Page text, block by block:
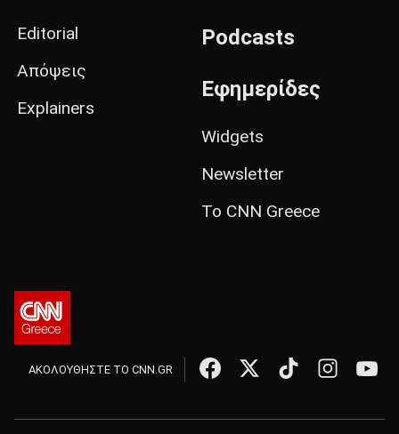
Editorial
Απόψεις
Explainers
Podcasts
Εφημερίδες
Widgets
Newsletter
Το CNN Greece
ΑΚΟΛΟΥΘΗΣΤΕ ΤΟ CNN.GR